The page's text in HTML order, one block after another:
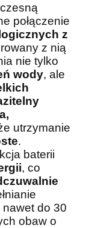
połączenie
z
z nią
nie tylko
wody, ale
utrzymanie
.
baterii
, co
nawet do 30
obaw o